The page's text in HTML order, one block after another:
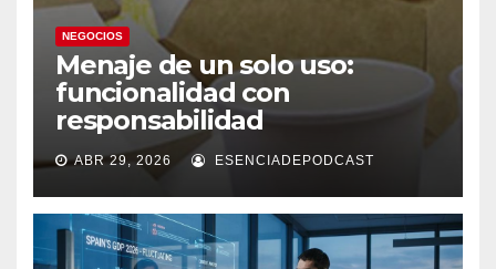
NEGOCIOS
Menaje de un solo uso:
funcionalidad con
responsabilidad
ABR 29, 2026 ESENCIADEPODCAST